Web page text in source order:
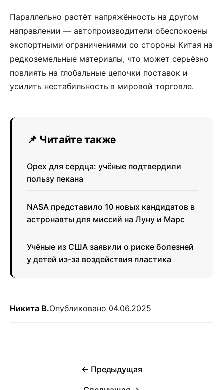
Параллельно растёт напряжённость на другом
направлении — автопроизводители обеспокоены
экспортными ограничениями со стороны Китая на
редкоземельные материалы, что может серьёзно
повлиять на глобальные цепочки поставок и
усилить нестабильность в мировой торговле.
📌 Читайте также
Орех для сердца: учёные подтвердили
пользу пекана
NASA представило 10 новых кандидатов в
астронавты для миссий на Луну и Марс
Учёные из США заявили о риске болезней
у детей из-за воздействия пластика
Никита В.Опубликовано 04.06.2025
← Предыдущая